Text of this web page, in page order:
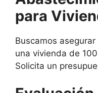
para
Buscamos
una vivienda de 100
Solicita un